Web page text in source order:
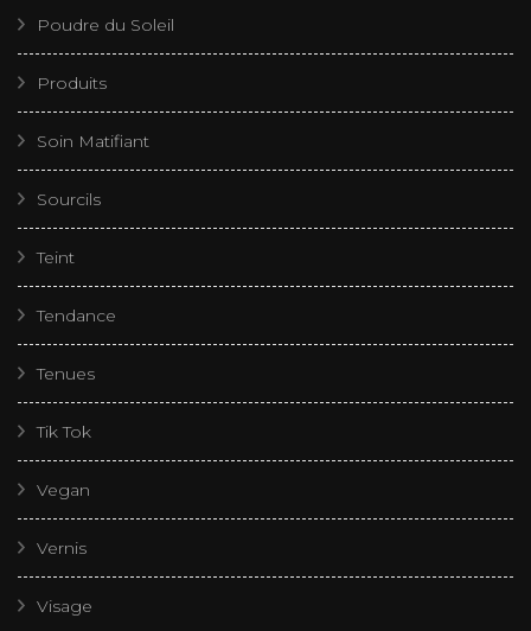
Poudre du Soleil
Produits
Soin Matifiant
Sourcils
Teint
Tendance
Tenues
Tik Tok
Vegan
Vernis
Visage